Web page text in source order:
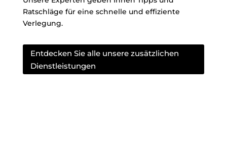
Ratschläge für eine schnelle und effiziente
Verlegung.
Entdecken Sie alle unsere zusätzlichen
Dienstleistungen